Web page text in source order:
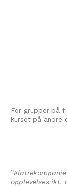
For grupper på
kurset på andre
”
opplevelsesrikt,